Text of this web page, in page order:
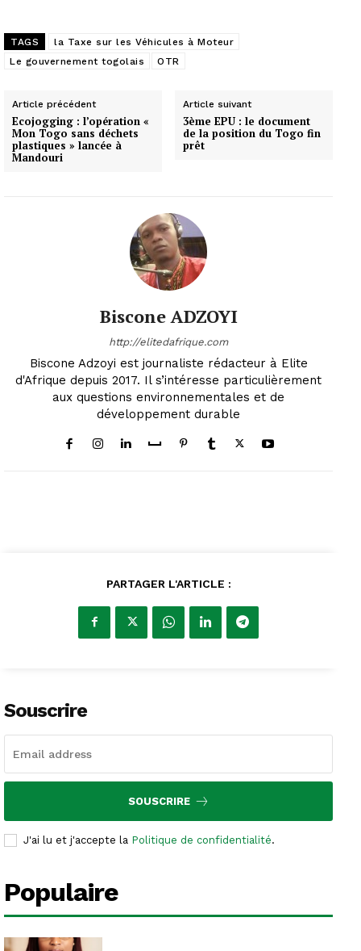
TAGS
la Taxe sur les Véhicules à Moteur
Le gouvernement togolais
OTR
Article précédent
Ecojogging : l’opération «
Mon Togo sans déchets
plastiques » lancée à
Mandouri
Article suivant
3ème EPU : le document
de la position du Togo fin
prêt
Biscone ADZOYI
http://elitedafrique.com
Biscone Adzoyi est journaliste rédacteur à Elite
d'Afrique depuis 2017. Il s’intéresse particulièrement
aux questions environnementales et de
développement durable
PARTAGER L'ARTICLE :
Souscrire
SOUSCRIRE
J'ai lu et j'accepte la Politique de confidentialité.
Populaire